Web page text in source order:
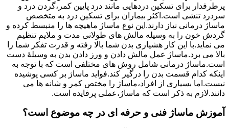
پرطرفدار برای تسکین دردهایی مانند درد پایین کمر،گردن درد و
سردرد تنشی است.اکثر بیماران برای تسکین درد به متخصص
ماساژ درمانی نیاز دارند.این نوع ماساژ ماهیچه ها را منبسط کرده و
گردش خون را به وسیله مالش های طولانی مدت و ملایم تنظیم
می نماید.با این کار هشیاری بدن شما بالا رفته و قدرت تفکر شما را
بالا می برد.ماساژ عمل مالش دادن و ورز دادن بدن به وسیلۀ دست
است.ماساژ درمانی شامل روش های مختلفی است که با توجه به
اینکه کدام قسمت بدن را درگیر کند.فواید ماساژ بر کسی پوشیده
نیست.اما بسیاری از افراد،ماساژ را مختص کمر و شانه ها می
دانند.لازم به ذکر است که ماساژ،عملی پرفایده است.
آموزش ماساژ فنی و حرفه ای در چه موضوع است؟